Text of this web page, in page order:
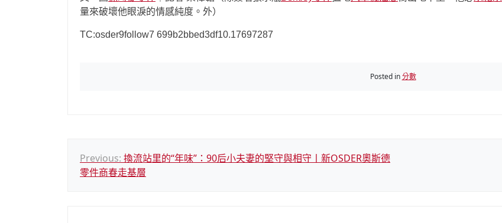
量來破壞他眼淚的情感純度。外）
TC:osder9follow7 699b2bbed3df10.17697287
Posted in分數
文
章
Previous: 換流站里的“年味”：90后小夫妻的堅守與相守丨新OSDER奧斯德
零件商春走基層